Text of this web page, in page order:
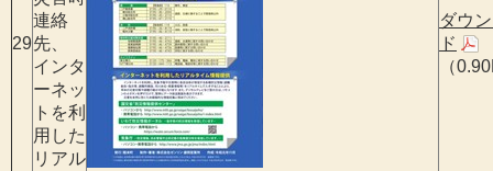
29
連絡
先、
インタ
ーネッ
トを利
用した
リアル
ダウ
ド
（